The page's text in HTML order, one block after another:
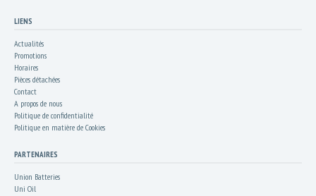
LIENS
Actualités
Promotions
Horaires
Pièces détachées
Contact
A propos de nous
Politique de confidentialité
Politique en matière de Cookies
PARTENAIRES
Union Batteries
Uni Oil